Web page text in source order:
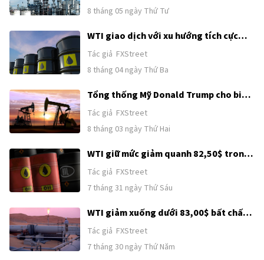
8 tháng 05 ngày Thứ Tư
WTI giao dịch với xu hướng tích cực
dưới các mức giữa 79,00$ khi bất ổn về
Iran, lo ngại về nguồn cung
Tác giả FXStreet
8 tháng 04 ngày Thứ Ba
Tổng thống Mỹ Donald Trump cho biết
các cuộc đàm phán với Iran sẽ bắt đầu
vào thứ Hai sau khi hủy bỏ cuộc tấn
Tác giả FXStreet
8 tháng 03 ngày Thứ Hai
WTI giữ mức giảm quanh 82,50$ trong
bối cảnh hy vọng ngoại giao Mỹ-Iran
được khơi lại
Tác giả FXStreet
7 tháng 31 ngày Thứ Sáu
WTI giảm xuống dưới 83,00$ bất chấp
các cuộc giao tranh ở Trung Đông
Tác giả FXStreet
7 tháng 30 ngày Thứ Năm